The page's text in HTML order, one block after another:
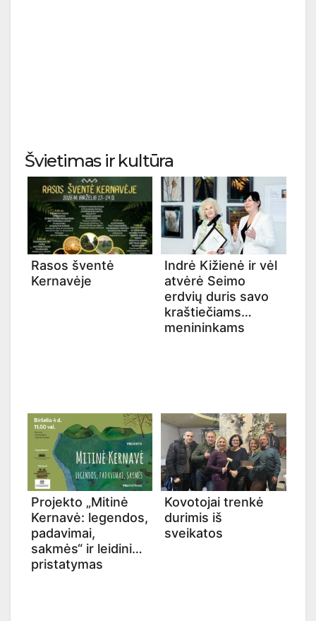
Švietimas ir kultūra
Rasos šventė
Kernavėje
Indrė Kižienė ir vėl
atvėrė Seimo
erdvių duris savo
kraštiečiams
menininkams
Projekto „Mitinė
Kernavė: legendos,
padavimai,
sakmės“ ir leidinio
pristatymas
Kovotojai trenkė
durimis iš
sveikatos